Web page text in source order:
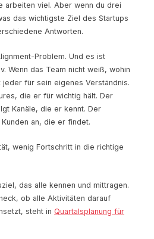
arbeiten viel. Aber wenn du drei
das wichtigste Ziel des Startups
Antworten.
Problem. Und es ist
Wenn das Team nicht weiß, wohin
für sein eigenes Verständnis.
die er für wichtig hält. Der
Kanäle, die er kennt. Der
an, die er findet.
wenig Fortschritt in die richtige
das alle kennen und mittragen.
ob alle Aktivitäten darauf
steht in Quartalsplanung für